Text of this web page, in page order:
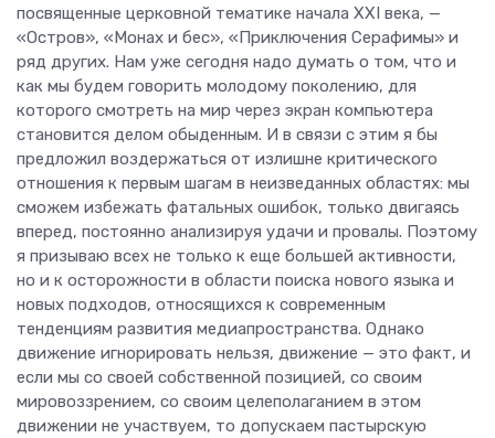
посвященные церковной тематике начала XXI века, —
«Остров», «Монах и бес», «Приключения Серафимы» и
ряд других. Нам уже сегодня надо думать о том, что и
как мы будем говорить молодому поколению, для
которого смотреть на мир через экран компьютера
становится делом обыденным. И в связи с этим я бы
предложил воздержаться от излишне критического
отношения к первым шагам в неизведанных областях: мы
сможем избежать фатальных ошибок, только двигаясь
вперед, постоянно анализируя удачи и провалы. Поэтому
я призываю всех не только к еще большей активности,
но и к осторожности в области поиска нового языка и
новых подходов, относящихся к современным
тенденциям развития медиапространства. Однако
движение игнорировать нельзя, движение — это факт, и
если мы со своей собственной позицией, со своим
мировоззрением, со своим целеполаганием в этом
движении не участвуем, то допускаем пастырскую